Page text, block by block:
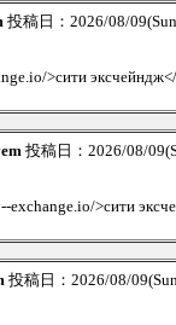
投稿日：2026/08/
>сити
投稿日：2026/08/
exchange.io/>сити
投稿日：2026/08/